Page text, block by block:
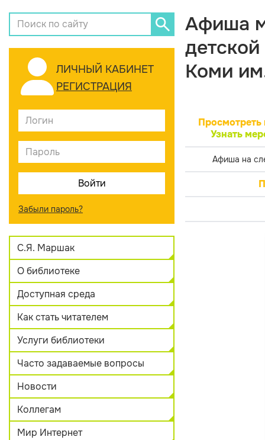
ЛИЧНЫЙ КАБИНЕТ
РЕГИСТРАЦИЯ
Забыли пароль?
С.Я. Маршак
О библиотеке
Доступная среда
Как стать читателем
Услуги библиотеки
Часто задаваемые вопросы
Новости
Коллегам
Мир Интернет
Афиша
Коми
Просмотреть
Узнать
Афиша на